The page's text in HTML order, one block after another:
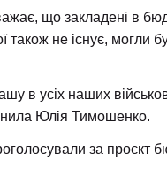
що закладені в
також не існує, могли
в усіх наших
Юлія Тимошенко.
за проєкт